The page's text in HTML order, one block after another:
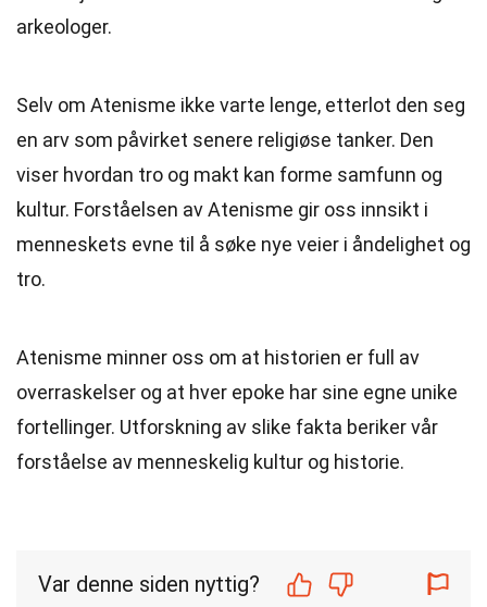
arkeologer.
Selv om Atenisme ikke varte lenge, etterlot den seg
en arv som påvirket senere religiøse tanker. Den
viser hvordan tro og makt kan forme samfunn og
kultur. Forståelsen av Atenisme gir oss innsikt i
menneskets evne til å søke nye veier i åndelighet og
tro.
Atenisme minner oss om at historien er full av
overraskelser og at hver epoke har sine egne unike
fortellinger. Utforskning av slike fakta beriker vår
forståelse av menneskelig kultur og historie.
Var denne siden nyttig?